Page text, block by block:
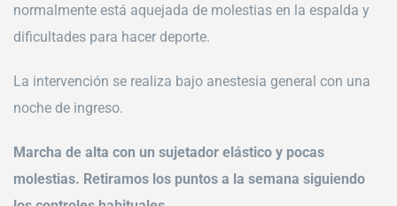
normalmente está aquejada de molestias en la espalda y
dificultades para hacer deporte.
La intervención se realiza bajo anestesia general con una
noche de ingreso.
Marcha de alta con un sujetador elástico y pocas
molestias. Retiramos los puntos a la semana siguiendo